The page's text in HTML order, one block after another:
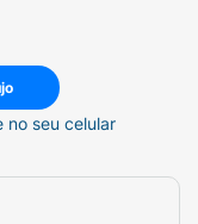
seu celular